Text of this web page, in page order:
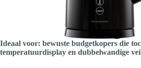
Ideaal voor: bewuste budgetkopers die
temperatuurdisplay en dubbelwandige